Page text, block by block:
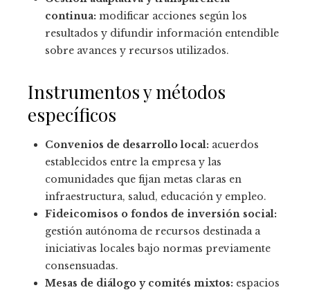
continua: modificar acciones según los
resultados y difundir información entendible
sobre avances y recursos utilizados.
Instrumentos y métodos
específicos
Convenios de desarrollo local: acuerdos
establecidos entre la empresa y las
comunidades que fijan metas claras en
infraestructura, salud, educación y empleo.
Fideicomisos o fondos de inversión social:
gestión autónoma de recursos destinada a
iniciativas locales bajo normas previamente
consensuadas.
Mesas de diálogo y comités mixtos: espacios